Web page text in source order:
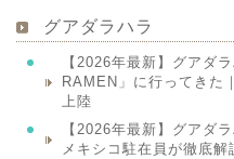
グアダラハラ
【2026年最新】グアダ
RAMEN」に行ってきた
上陸
【2026年最新】グアダ
メキシコ駐在員が徹底解